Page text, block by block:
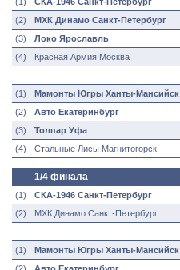
(2)
МХК Динамо Санкт-Петербург
(3)
Локо Ярославль
(4)
Красная Армия Москва
(1) Мамонты Югры Ханты-Мансийск
(2)
Авто Екатеринбург
(3)
Толпар Уфа
(4)
Стальные Лисы Магнитогорск
1/4 финала
(1) СКА-1946 Санкт-Петербург
(2)
МХК Динамо Санкт-Петербург
(1) Мамонты Югры Ханты-Мансийск